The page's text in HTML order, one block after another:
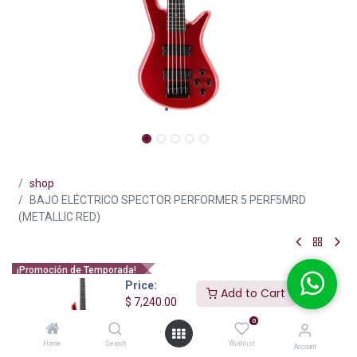
Price:
$ 7,240.00
Add to Cart
Home Search
0
Wishlist Account
shop
BAJO ELÉCTRICO SPECTOR PERFORMER 5 PERF5MRD
(METALLIC RED)
¡Promoción de Temporada!
BAJO ELÉCTRICO SPECTOR
PERFORMER 5 PERF5MRD
(METALLIC RED)